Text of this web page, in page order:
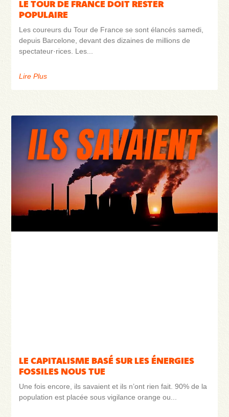
LE TOUR DE FRANCE DOIT RESTER
POPULAIRE
Les coureurs du Tour de France se sont élancés samedi,
depuis Barcelone, devant des dizaines de millions de
spectateur·rices. Les
Lire Plus
LE CAPITALISME BASÉ SUR LES ÉNERGIES
FOSSILES NOUS TUE
Une fois encore, ils savaient et ils n’ont rien fait. 90% de la
population est placée sous vigilance orange ou